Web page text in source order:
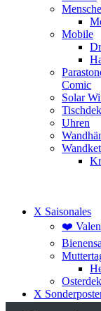
Mobile
Comic
Solar
Uhren
X Saisonales
❤️
X